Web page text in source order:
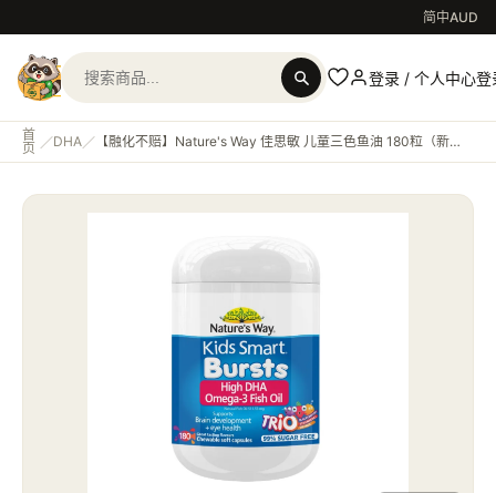
简中AUD
登录 /个人中心登
首
页 ／DHA／ 【融化不赔】Nature's Way 佳思敏 儿童三色鱼油 180粒（新包装）Kids Smart Bursts High DHA Omega-3 Fish Oil Trio 180 Capsules